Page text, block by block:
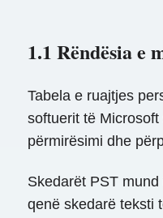
1.1 Rëndësia e
Tabela e ruajtjes
softuerit të
përmirësimi dhe
Skedarët PST
qenë skedarë teksti